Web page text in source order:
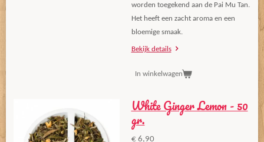
worden toegekend aan de Pai Mu Tan.
Het heeft een zacht aroma en een
bloemige smaak.
Bekijk details
In winkelwagen
White Ginger Lemon - 50
gr.
€ 6,90